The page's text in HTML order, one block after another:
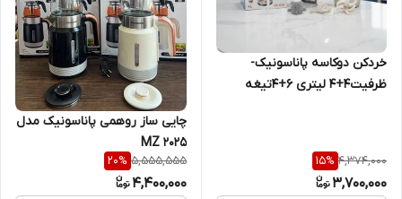
خردکن دوکاسه پاناسونیک-
ظرفیت۴+۴ لیتری 6+4تیغه
4,374,000
15%
3,700,000
چایی ساز روهمی پاناسونیک مدل
MZ 2025
5,555,555
20%
4,400,000